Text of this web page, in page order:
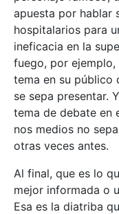
apuesta por hablar
hospitalarios para
ineficacia en la
fuego, por
tema en su público
se sepa presentar.
tema de debate en
nos medios no
otras veces antes.
Al final, que es lo
mejor informada o
Esa es la diatriba